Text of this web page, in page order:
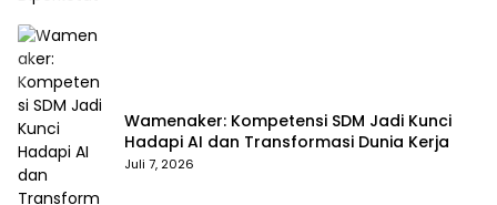
Wamenaker: Kompetensi SDM Jadi Kunci
Hadapi AI dan Transformasi Dunia Kerja
Juli 7, 2026